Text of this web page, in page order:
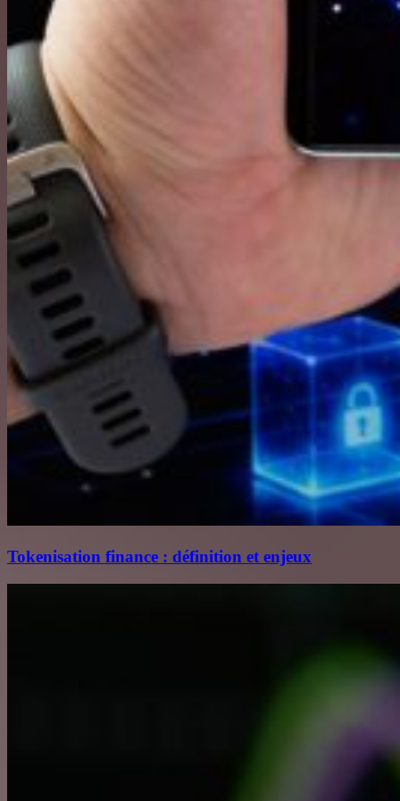
Tokenisation finance : définition et enjeux